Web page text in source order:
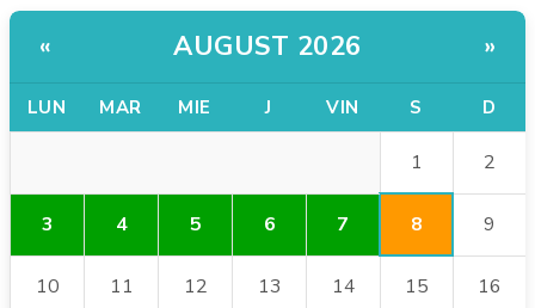
« AUGUST 2026 »
LUN MAR MIE J VIN S D
1 2
3 4 5 6 7 8 9
10 11 12 13 14 15 16